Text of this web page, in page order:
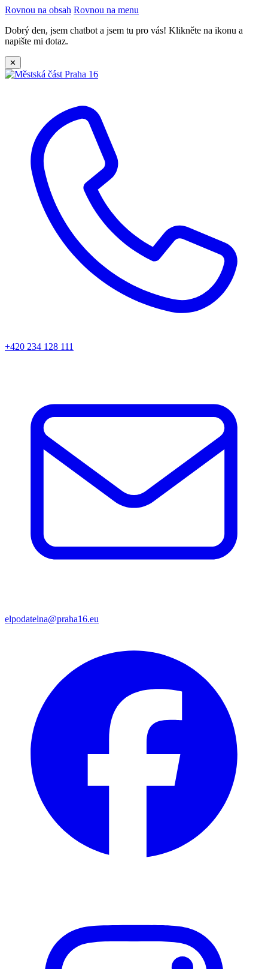
Rovnou na obsah Rovnou na menu
Dobrý den, jsem chatbot a jsem tu pro vás! Klikněte na ikonu a
napište mi dotaz.
✕
+420 234 128 111
elpodatelna@praha16.eu